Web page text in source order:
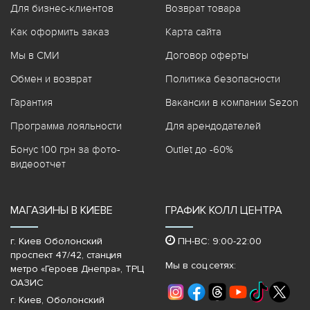
Для бизнес-клиентов
Как оформить заказ
Мы в СМИ
Обмен и возврат
Гарантия
Программа лояльности
Бонус 100 грн за фото-
видеоотчет
Возврат товара
Карта сайта
Договор оферты
Политика безопасности
Вакансии в компании Sezon
Для арендодателей
Outlet до -60%
МАГАЗИНЫ В КИЕВЕ
г. Киев Оболонский
проспект 47/42, станция
метро «Героев Днепра»‎, ТРЦ
ОАЗИС
г. Киев, Оболонский
ГРАФИК КОЛЛ ЦЕНТРА
ПН-ВС: 9:00-22:00
Мы в соц.сетях: